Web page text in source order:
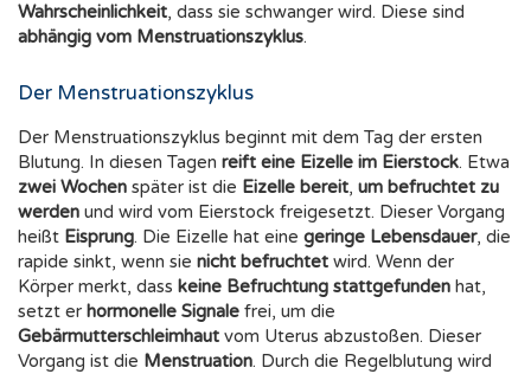
Wahrscheinlichkeit, dass sie schwanger wird. Diese sind
abhängig vom Menstruationszyklus.
Der Menstruationszyklus
Der Menstruationszyklus beginnt mit dem Tag der ersten
Blutung. In diesen Tagen reift eine Eizelle im Eierstock. Etwa
zwei Wochen später ist die Eizelle bereit, um befruchtet zu
werden und wird vom Eierstock freigesetzt. Dieser Vorgang
heißt Eisprung. Die Eizelle hat eine geringe Lebensdauer, die
rapide sinkt, wenn sie nicht befruchtet wird. Wenn der
Körper merkt, dass keine Befruchtung stattgefunden hat,
setzt er hormonelle Signale frei, um die
Gebärmutterschleimhaut vom Uterus abzustoßen. Dieser
Vorgang ist die Menstruation. Durch die Regelblutung wird